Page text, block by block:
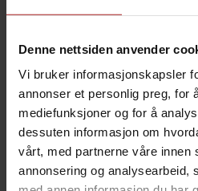
Denne nettsiden anvender
Vi bruker informasjonskapsler
annonser et personlig preg, for
mediefunksjoner og for å
dessuten informasjon om
vårt, med partnerne våre innen
annonsering og analysearbeid,